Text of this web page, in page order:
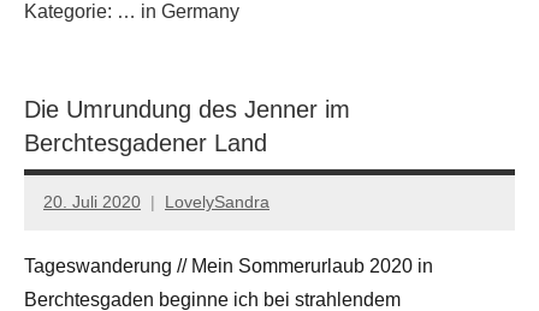
Kategorie: … in Germany
Die Umrundung des Jenner im
Berchtesgadener Land
20. Juli 2020 LovelySandra
Keine
Tageswanderung // Mein Sommerurlaub 2020 in
Berchtesgaden beginne ich bei strahlendem